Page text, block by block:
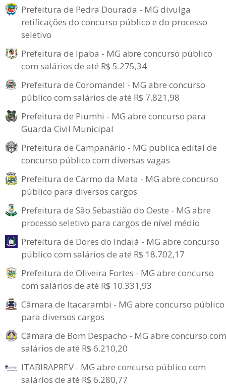
Prefeitura de Pedra Dourada - MG divulga
retificações do concurso público e do processo
seletivo
Prefeitura de Ipaba - MG abre concurso público
com salários de até R$ 5.275,34
Prefeitura de Coromandel - MG abre concurso
público com salários de até R$ 7.821,98
Prefeitura de Piumhi - MG abre concurso para
Guarda Civil Municipal
Prefeitura de Campanário - MG publica edital de
concurso público com diversas vagas
Prefeitura de Carmo da Mata - MG abre concurso
público para diversos cargos
Prefeitura de São Sebastião do Oeste - MG abre
processo seletivo para cargos de nível médio
Prefeitura de Dores do Indaiá - MG abre concurso
público com salários de até R$ 18.702,17
Prefeitura de Oliveira Fortes - MG abre concurso
com salários de até R$ 10.331,93
Câmara de Itacarambi - MG abre concurso público
para diversos cargos
Câmara de Bom Despacho - MG abre concurso com
salários de até R$ 6.210,20
ITABIRAPREV - MG abre concurso público com
salários de até R$ 6.280,77